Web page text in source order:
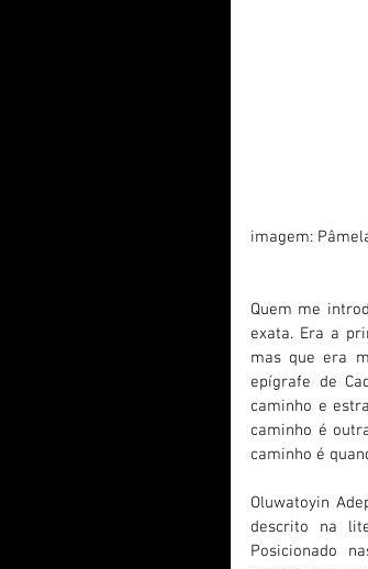
imagem:
Quem me
exata. Era a
mas que era
epígrafe de
caminho e
caminho é
caminho é
Oluwatoyin
descrito na
Posicionado